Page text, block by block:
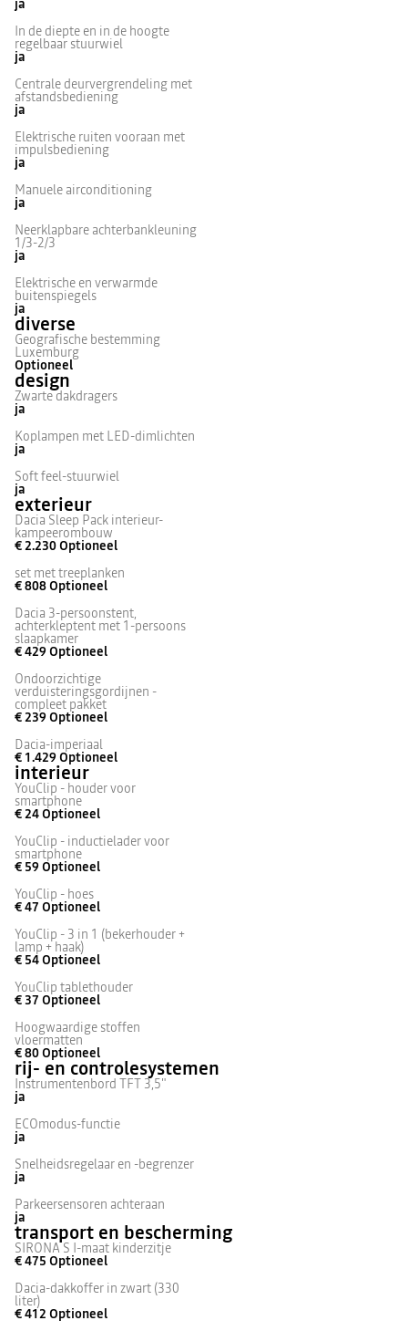
ja
In de diepte en in de hoogte
regelbaar stuurwiel
ja
Centrale deurvergrendeling met
afstandsbediening
ja
Elektrische ruiten vooraan met
impulsbediening
ja
Manuele airconditioning
ja
Neerklapbare achterbankleuning
1/3-2/3
ja
Elektrische en verwarmde
buitenspiegels
ja
diverse
Geografische bestemming
Luxemburg
Optioneel
design
Zwarte dakdragers
ja
Koplampen met LED-dimlichten
ja
Soft feel-stuurwiel
ja
exterieur
Dacia Sleep Pack interieur-
kampeerombouw
€ 2.230Optioneel
set met treeplanken
€ 808Optioneel
Dacia 3-persoonstent,
achterkleptent met 1-persoons
slaapkamer
€ 429Optioneel
Ondoorzichtige
verduisteringsgordijnen -
compleet pakket
€ 239Optioneel
Dacia-imperiaal
€ 1.429Optioneel
interieur
YouClip - houder voor
smartphone
€ 24Optioneel
YouClip - inductielader voor
smartphone
€ 59Optioneel
YouClip - hoes
€ 47 Optioneel
YouClip - 3 in 1 (bekerhouder +
lamp + haak)
€ 54Optioneel
YouClip tablethouder
€ 37 Optioneel
Hoogwaardige stoffen
vloermatten
€ 80Optioneel
rij- en controlesystemen
Instrumentenbord TFT 3,5"
ja
ECOmodus-functie
ja
Snelheidsregelaar en -begrenzer
ja
Parkeersensoren achteraan
ja
transport en bescherming
SIRONA S I-maat kinderzitje
€ 475 Optioneel
Dacia-dakkoffer in zwart (330
liter)
€ 412 Optioneel